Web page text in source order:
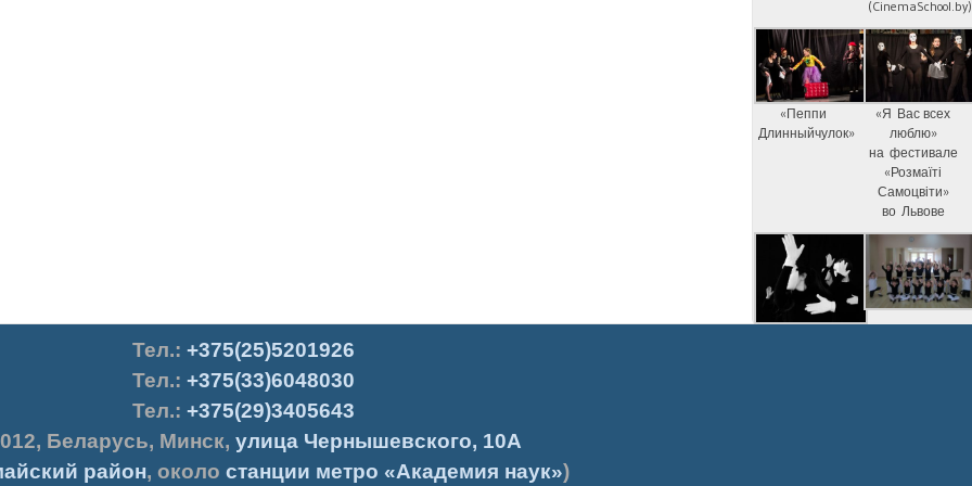
(CinemaSchool.by)
«Пеппи
Длинныйчулок»
«Я Вас всех
люблю»
на фестивале
«Розмаїті
Самоцвіти»
во Львове
Тел.: +375(25)5201926
Тел.: +375(33)6048030
Тел.: +375(29)3405643
, Беларусь, Минск, улица Чернышевского, 10А
район, около станции метро «Академия наук»)